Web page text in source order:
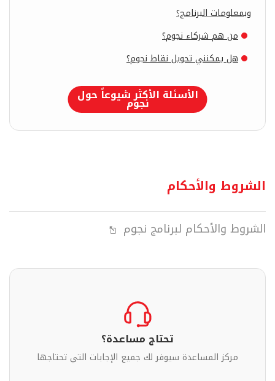
الأسئلة الأكثر شيوعاً حول
نجوم
وبمعلومات البرنامج؟
من هم شركاء نجوم؟
هل يمكنني تحويل نقاط نجوم؟
الشروط والأحكام
الشروط والأحكام لبرنامج نجوم
تحتاج مساعدة؟
مركز المساعدة سيوفر لك جميع الإجابات التي تحتاجها